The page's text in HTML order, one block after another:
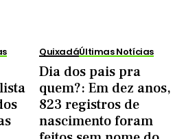
QuixadáÚltimas Notícias
Dia dos pais pra
quem?: Em dez anos,
823 registros de
nascimento foram